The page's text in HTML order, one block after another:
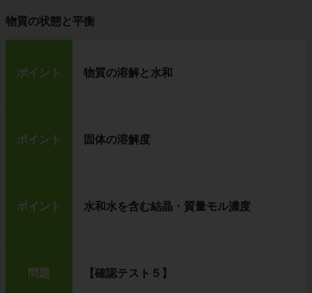
物質の状態と平衡
ポイント 物質の溶解と水和
ポイント 固体の溶解度
ポイント 水和水を含む結晶・質量モル濃度
問題 【確認テスト５】